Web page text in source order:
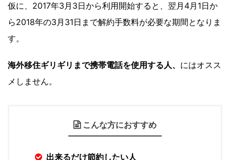
仮に、2017年3月3日から利用開始すると、翌月4月1日か
ら2018年の3月31日まで解約手数料が必要な期間となりま
す。
海外移住ギリギリまで携帯電話を使用する人、 にはオスス
メしません。
こんな方におすすめ
出来るだけ節約したい人